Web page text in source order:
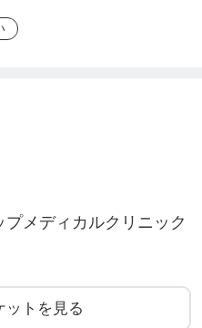
メディカルクリニック
ットを見る